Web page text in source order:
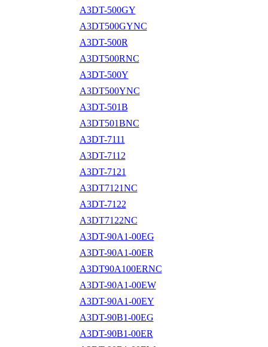
A3DT-500GY
A3DT500GYNC
A3DT-500R
A3DT500RNC
A3DT-500Y
A3DT500YNC
A3DT-501B
A3DT501BNC
A3DT-7111
A3DT-7112
A3DT-7121
A3DT7121NC
A3DT-7122
A3DT7122NC
A3DT-90A1-00EG
A3DT-90A1-00ER
A3DT90A100ERNC
A3DT-90A1-00EW
A3DT-90A1-00EY
A3DT-90B1-00EG
A3DT-90B1-00ER